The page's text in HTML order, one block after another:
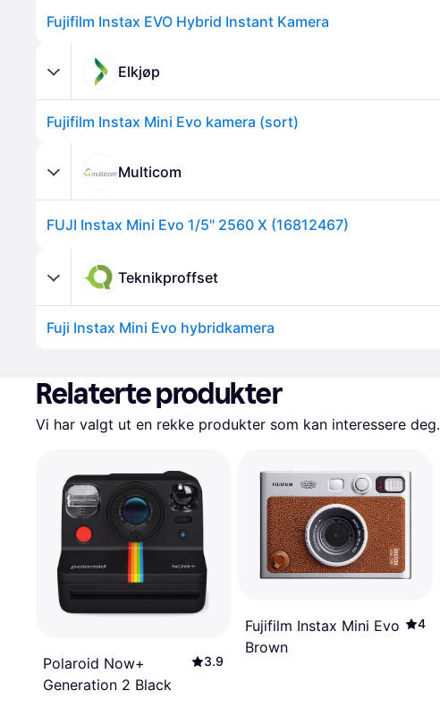
Fujifilm Instax EVO Hybrid Instant Kamera
Elkjøp
Fujifilm Instax Mini Evo kamera (sort)
Multicom
FUJI Instax Mini Evo 1/5" 2560 X (16812467)
Teknikproffset
Fuji Instax Mini Evo hybridkamera
Relaterte produkter
Vi har valgt ut en rekke produkter som kan interessere deg.
Polaroid Now+
Generation 2 Black
3.9
Fujifilm Instax Mini Evo
Brown
4